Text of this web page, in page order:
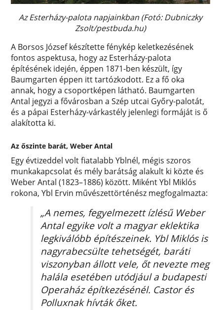
Az Esterházy-palota napjainkban (Fotó: Dubniczky
Zsolt/pestbuda.hu)
A Borsos József készítette fénykép keletkezésének
fontos aspektusa, hogy az Esterházy-palota
építésének idején, éppen 1871-ben készült, így
Baumgarten éppen itt tartózkodott. Ez a fő oka
annak, hogy a csoportképen látható. Baumgarten
Antal jegyzi a fővárosban a Szép utcai Győry-palotát,
és a pápai Esterházy-várkastély jelenlegi formáját is ő
alakította ki.
Az őszinte barát, Weber Antal
Egy évtizeddel volt fiatalabb Yblnél, mégis szoros
munkakapcsolat és mély barátság alakult ki közte és
Weber Antal (1823–1886) között. Miként Ybl Miklós
rokona, Ybl Ervin művészettörténész megfogalmazta:
„A nemes, fegyelmezett ízlésű Weber
Antal egyike volt a magyar eklektika
legkiválóbb építészeinek. Ybl Miklós is
nagyrabecsülte tehetségét, baráti
viszonyban állott vele, őt nevezte meg
halála esetében utódjául a budapesti
Operaház építkezésénél. Castor és
Polluxnak hívták őket.